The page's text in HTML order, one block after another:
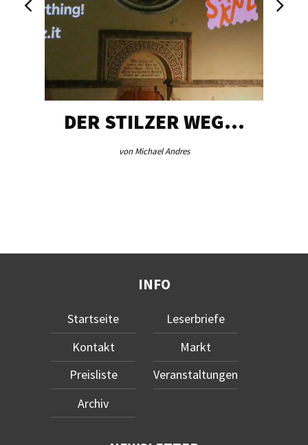
DER STILZER WEG…
von Michael Andres
INFO
Startseite
Kontakt
Preisliste
Archiv
Leserbriefe
Markt
Veranstaltungen